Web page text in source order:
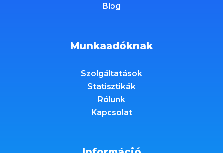
Blog
Munkaadóknak
Szolgáltatások
Statisztikák
Rólunk
Kapcsolat